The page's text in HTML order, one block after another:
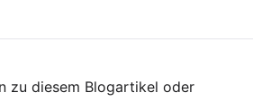
zu diesem Blogartikel oder